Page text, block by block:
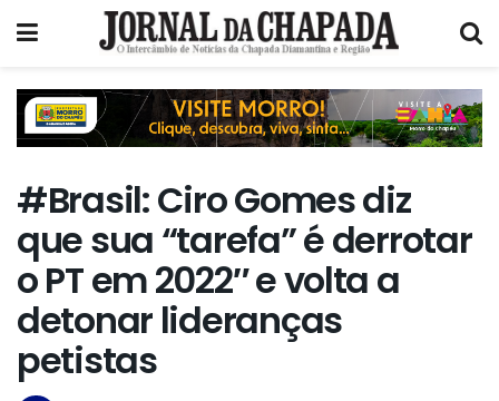
#Brasil: Ciro Gomes diz
que sua “tarefa” é derrotar
o PT em 2022″ e volta a
detonar lideranças
petistas